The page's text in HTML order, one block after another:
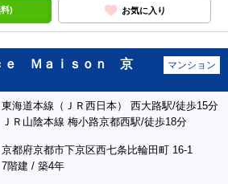
) お気に入り
ｅ Ｍａｉｓｏｎ 京
マンション
東海道本線（ＪＲ西日本） 西大路駅/徒歩15分
ＪＲ山陰本線 梅小路京都西駅/徒歩18分
京都府京都市下京区西七条比輪田町 16-1
7階建 / 築4年